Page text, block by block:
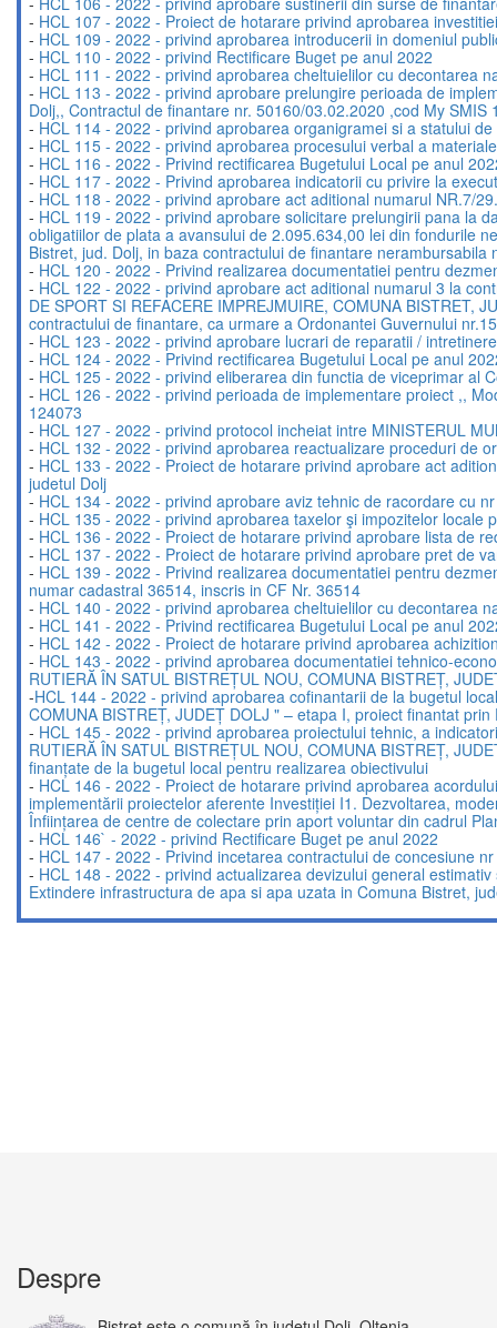
- HCL 107 - 2022 - Proiect de hotarare privind aprobarea
- HCL 109 - 2022 - privind aprobarea introducerii in domeniul
- HCL 110 - 2022 - privind Rectificare Buget pe anul 2022
- HCL 111 - 2022 - privind aprobarea cheltuielilor cu decontarea
- HCL 113 - 2022 - privind aprobare prelungire perioada de
Dolj,, Contractul de finantare nr. 50160/03.02.2020 ,cod My SMIS
- HCL 114 - 2022 - privind aprobarea organigramei si a statului
- HCL 115 - 2022 - privind aprobarea procesului verbal a
- HCL 116 - 2022 - Privind rectificarea Bugetului Local pe anul
- HCL 117 - 2022 - Privind aprobarea indicatorii cu privire la
- HCL 118 - 2022 - privind aprobare act aditional numarul NR.7/
- HCL 119 - 2022 - privind aprobare solicitare prelungirii pana la
obligatiilor de plata a avansului de 2.095.634,00 lei din fondurile
Bistret, jud. Dolj, in baza contractului de finantare
- HCL 120 - 2022 - Privind realizarea documentatiei pentru
- HCL 122 - 2022 - privind aprobare act aditional numarul 3 la
DE SPORT SI REFACERE IMPREJMUIRE, COMUNA
contractului de finantare, ca urmare a Ordonantei Guvernului
- HCL 123 - 2022 - privind aprobare lucrari de reparatii /
- HCL 124 - 2022 - Privind rectificarea Bugetului Local pe anul
- HCL 125 - 2022 - privind eliberarea din functia de viceprimar al
- HCL 126 - 2022 - privind perioada de implementare proiect ,,
124073
- HCL 127 - 2022 - privind protocol incheiat intre MINISTERUL
- HCL 132 - 2022 - privind aprobarea reactualizare proceduri de
- HCL 133 - 2022 - Proiect de hotarare privind aprobare act
judetul Dolj
- HCL 134 - 2022 - privind aprobare aviz tehnic de racordare cu
- HCL 135 - 2022 - privind aprobarea taxelor şi impozitelor locale
- HCL 136 - 2022 - Proiect de hotarare privind aprobare lista de
- HCL 137 - 2022 - Proiect de hotarare privind aprobare pret de
- HCL 139 - 2022 - Privind realizarea documentatiei pentru
numar cadastral 36514, inscris in CF Nr. 36514
- HCL 140 - 2022 - privind aprobarea cheltuielilor cu decontarea
- HCL 141 - 2022 - Privind rectificarea Bugetului Local pe anul
- HCL 142 - 2022 - Proiect de hotarare privind aprobarea
- HCL 143 - 2022 - privind aprobarea documentatiei tehnico-
RUTIERĂ ÎN SATUL BISTREȚUL NOU, COMUNA BISTREȚ,
-HCL 144 - 2022 - privind aprobarea cofinantarii de la bugetul
COMUNA BISTREȚ, JUDEȚ DOLJ " – etapa I, proiect finantat
- HCL 145 - 2022 - privind aprobarea proiectului tehnic, a
RUTIERĂ ÎN SATUL BISTREȚUL NOU, COMUNA BISTREȚ,
finanțate de la bugetul local pentru realizarea obiectivului
- HCL 146 - 2022 - Proiect de hotarare privind aprobarea
implementării proiectelor aferente Investiției I1. Dezvoltarea,
Înființarea de centre de colectare prin aport voluntar din cadrul
- HCL 146` - 2022 - privind Rectificare Buget pe anul 2022
- HCL 147 - 2022 - Privind incetarea contractului de concesiune
- HCL 148 - 2022 - privind actualizarea devizului general
Extindere infrastructura de apa si apa uzata in Comuna Bistret,
Despre